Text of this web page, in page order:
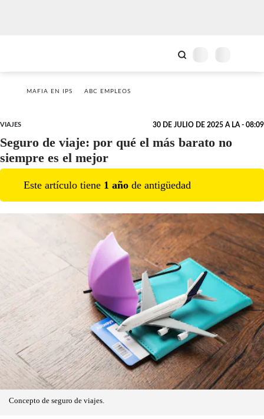
MAFIA EN IPS ABC EMPLEOS
VIAJES 30 DE JULIO DE 2025 A LA - 08:09
Seguro de viaje: por qué el más barato no
siempre es el mejor
Este artículo tiene 1 año de antigüedad
Concepto de seguro de viajes.